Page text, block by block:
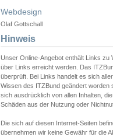
Webdesign
Olaf Gottschall
Hinweis
Unser Online-Angebot enthält Links zu
über Links erreicht werden. Das
überprüft. Bei Links handelt es sich
Wissen des ITZBund geändert worden
sich ausdrücklich von allen Inhalten,
Schäden aus der Nutzung oder
Die sich auf diesen Internet-Seiten
übernehmen wir keine Gewähr für die